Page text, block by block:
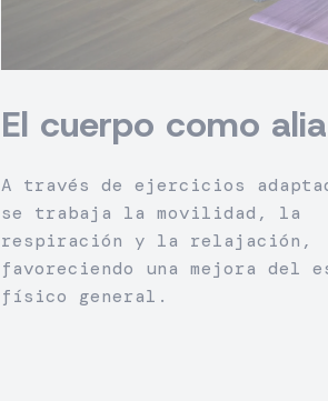
El cuerpo como
A través de ejercicios
se trabaja la movilidad, la
respiración y la relajación,
favoreciendo una mejora del
físico general.